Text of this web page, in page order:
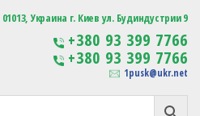
Компания Изготовление
сувенирной продукции
с логотипом
01013, Украина г. Киев ул. Будиндустрии 9
+380 93 399 7766
+380 93 399 7766
1pusk@ukr.net